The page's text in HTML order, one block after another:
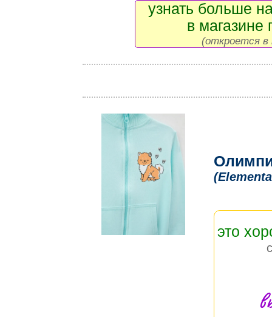
узнать больше
в магазине
(откроется в
это